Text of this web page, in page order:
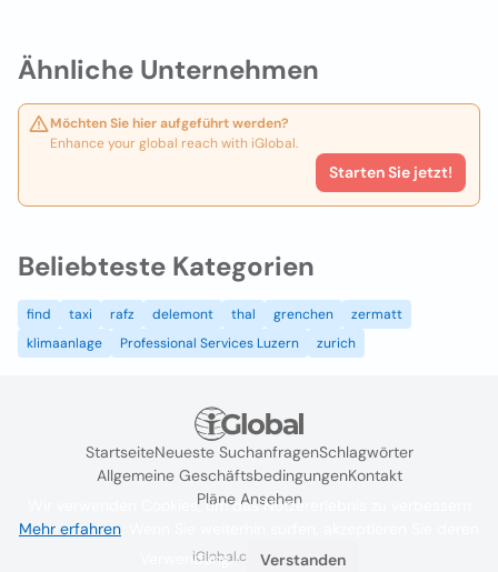
Ähnliche Unternehmen
Möchten Sie hier aufgeführt werden?
Enhance your global reach with iGlobal.
Starten Sie jetzt!
Beliebteste Kategorien
find taxi rafz delemont thal grenchen
zermatt
klimaanlage
Professional Services Luzern zurich
StartseiteNeueste SuchanfragenSchlagwörter
Allgemeine GeschäftsbedingungenKontakt
Pläne Ansehen
iGlobal.co @ 2024
Wir verwenden Cookies, um das Nutzererlebnis zu verbessern
Mehr erfahren
Verwendung.
Verstanden